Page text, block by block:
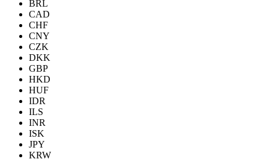
BRL
CAD
CHF
CNY
CZK
DKK
GBP
HKD
HUF
IDR
ILS
INR
ISK
JPY
KRW